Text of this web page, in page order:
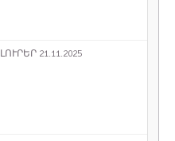
ԼՈՒՐԵՐ 21.11.2025